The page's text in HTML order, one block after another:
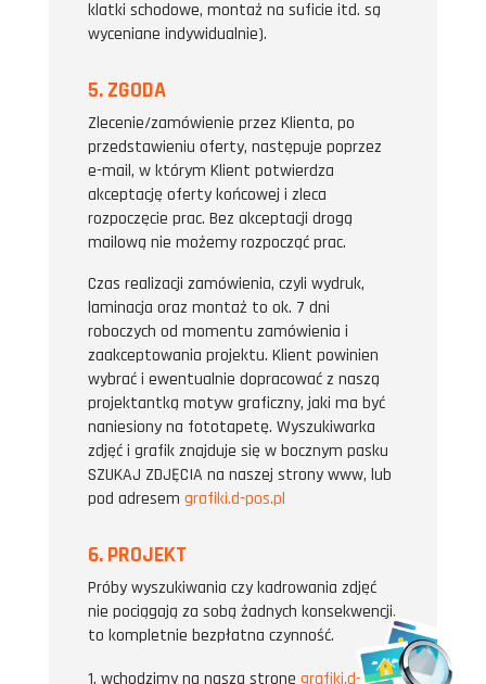
klatki schodowe, montaż na suficie itd. są
wyceniane indywidualnie).
5. ZGODA
Zlecenie/zamówienie przez Klienta, po
przedstawieniu oferty, następuje poprzez
e-mail, w którym Klient potwierdza
akceptację oferty końcowej i zleca
rozpoczęcie prac. Bez akceptacji drogą
mailową nie możemy rozpocząć prac.
Czas realizacji zamówienia, czyli wydruk,
laminacja oraz montaż to ok. 7 dni
roboczych od momentu zamówienia i
zaakceptowania projektu. Klient powinien
wybrać i ewentualnie dopracować z naszą
projektantką motyw graficzny, jaki ma być
naniesiony na fototapetę. Wyszukiwarka
zdjęć i grafik znajduje się w bocznym pasku
SZUKAJ ZDJĘCIA na naszej strony www, lub
pod adresem grafiki.d-pos.pl
6. PROJEKT
Próby wyszukiwania czy kadrowania zdjęć
nie pociągają za sobą żadnych konsekwencji,
to kompletnie bezpłatna czynność.
wchodzimy na naszą stronę grafiki.d-